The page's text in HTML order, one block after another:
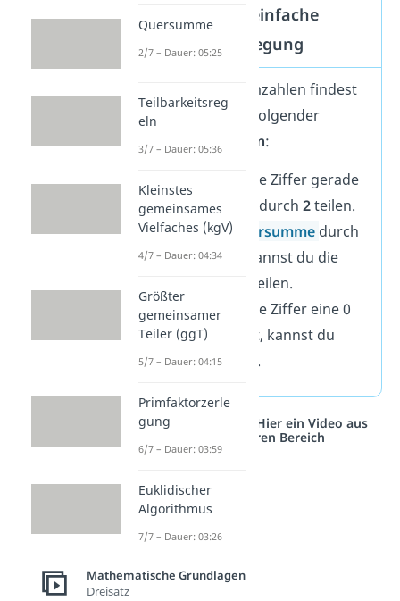
Tipps für eine einfache
Primfaktorzerlegung
Die richtigen Primzahlen findest
du auch mithilfe folgender
Teilbarkeitsregeln:
wenn die letzte Ziffer gerade
ist, kannst du durch 2teilen.
wenn dieQuersumme durch
3 teilbar ist, kannst du die
teilen.
wenn die letzte Ziffer eine 0
oder eine 5 ist, kannst du
durch5teilen.
Studyflix vernetzt: Hier ein Video aus
einem anderen Bereich
Quersumme
2/7 – Dauer: 05:25
Teilbarkeitsreg
eln
3/7 – Dauer: 05:36
Kleinstes
gemeinsames
Vielfaches (kgV)
4/7 – Dauer: 04:34
Größter
gemeinsamer
Teiler (ggT)
5/7 – Dauer: 04:15
Primfaktorzerle
gung
6/7 – Dauer: 03:59
Euklidischer
Algorithmus
7/7 – Dauer: 03:26
Mathematische Grundlagen
Dreisatz